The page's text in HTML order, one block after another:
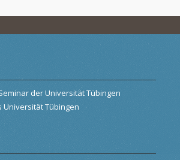
der Universität Tübingen
Universität Tübingen